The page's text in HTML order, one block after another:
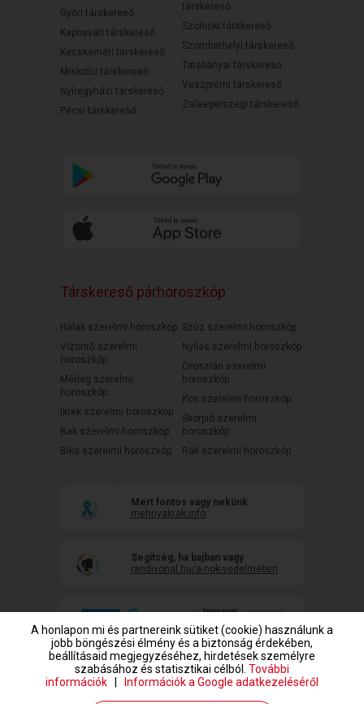
Győri társkereső
Kaposvári társkereső
Kecskeméti társkereső
Miskolci társkereső
Nyíregyházi társkereső
Pécsi társkereső
társkereső
Szolnoki társkereső
Szombathelyi társkereső
Tatabányai társkereső
Veszprémi társkereső
Zalaegerszegi társkereső
Társkereső párhoroszkóp
Halak szerelmi horoszkóp
Vízöntő szerelmi
horoszkóp
Mérleg szerelmi
horoszkóp
Ikrek szerelmi horoszkóp
Bak szerelmi horoszkóp
Bika szerelmi horoszkóp
Szűz szerelmi horoszkóp
Nyilas szerelmi horoszkóp
Oroszlán szerelmi
horoszkóp
Kos szerelmi horoszkóp
Skorpió szerelmi
horoszkóp
Rák szerelmi horoszkóp
Mert fontos vagy nekünk
mehnyakrak.info
Segítség, ha bajban vagy
randivonal.hu/a-nok-vedelmeben
A honlapon mi és partnereink sütiket (cookie) használunk a
jobb böngészési élmény és a biztonság érdekében,
beállításaid megjegyzéséhez, hirdetések személyre
szabásához és statisztikai célból. További
információk
Információk a Google adatkezeléséről